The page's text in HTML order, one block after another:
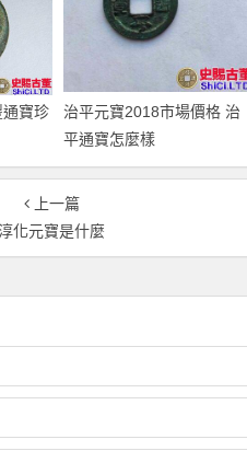
寶珍
治平元寶2018市場價格 治
平通寶怎麼樣
上一篇
化元寶是什麼